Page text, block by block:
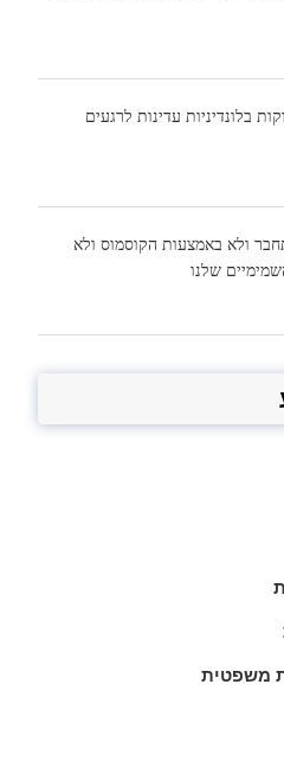
בלונדיניות עדינות לרגעים
ולא באמצעות הקוסמוס ולא
שלנו
משפטית